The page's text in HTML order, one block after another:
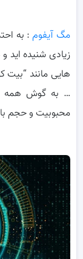
مگ آیفوم : به
زیادی شنیده اید
هایی مانند “بیت
… به گوش همه
محبوبیت و حجم